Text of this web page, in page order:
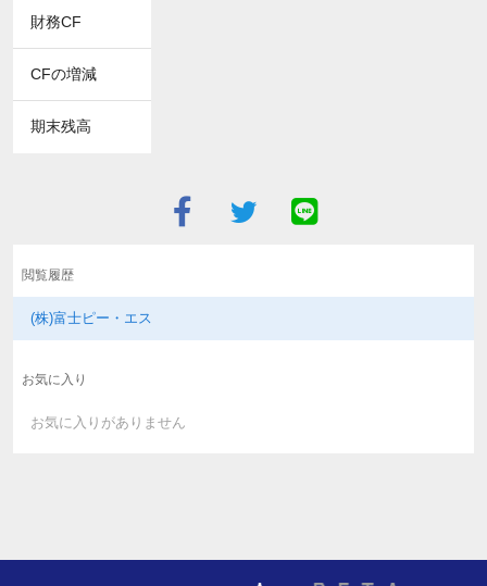
財務CF
CFの増減
期末残高
閲覧履歴
(株)富士ピー・エス
お気に入り
お気に入りがありません